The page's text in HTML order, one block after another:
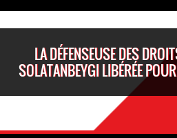
LA DÉFENSEUSE DES
SOLATANBEYGI LIBÉRÉE